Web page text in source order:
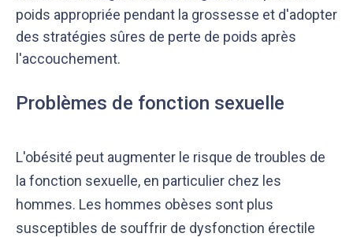
poids appropriée pendant la grossesse et d'adopter
des stratégies sûres de perte de poids après
l'accouchement.
Problèmes de fonction sexuelle
L'obésité peut augmenter le risque de troubles de
la fonction sexuelle, en particulier chez les
hommes. Les hommes obèses sont plus
susceptibles de souffrir de dysfonction érectile